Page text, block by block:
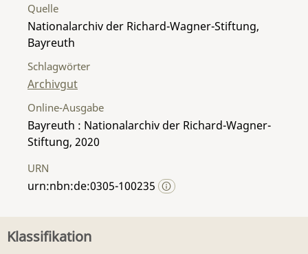
Quelle
Nationalarchiv der Richard-Wagner-Stiftung,
Bayreuth
Schlagwörter
Archivgut
Online-Ausgabe
Bayreuth : Nationalarchiv der Richard-Wagner-
Stiftung, 2020
URN
urn:nbn:de:0305-100235
Klassifikation